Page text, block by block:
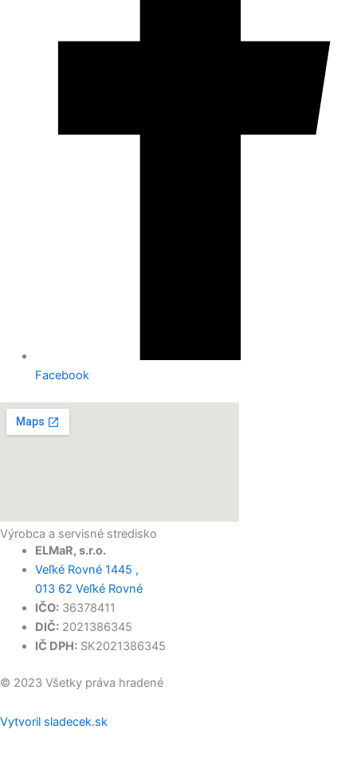
Facebook
Výrobca a servisné stredisko
ELMaR, s.r.o.
Veľké Rovné 1445 ,
013 62 Veľké Rovné
IČO:36378411
DIČ:2021386345
IČ DPH:SK2021386345
© 2023 Všetky práva hradené
Vytvoril sladecek.sk